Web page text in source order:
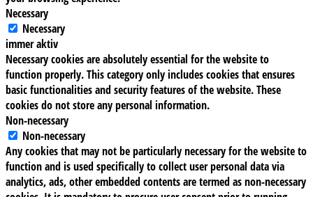
Necessary
Necessary
immer aktiv
Necessary cookies are absolutely essential for the website to
function properly. This category only includes cookies that ensures
basic functionalities and security features of the website. These
cookies do not store any personal information.
Non-necessary
Non-necessary
Any cookies that may not be particularly necessary for the website to
function and is used specifically to collect user personal data via
analytics, ads, other embedded contents are termed as non-necessary